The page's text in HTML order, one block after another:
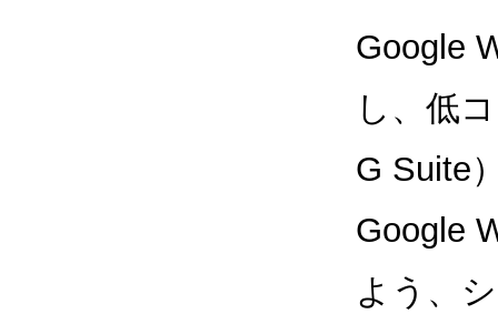
Google
し、低
G Suite
Google
よう、